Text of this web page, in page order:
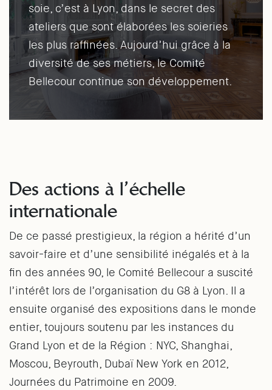
soie, c’est à Lyon, dans le secret des
ateliers que sont élaborées les soieries
les plus raffinées. Aujourd’hui grâce à la
diversité de ses métiers, le Comité
Bellecour continue son développement.
Des actions à l’échelle
internationale
De ce passé prestigieux, la région a hérité d’un
savoir-faire et d’une sensibilité inégalés et à la
fin des années 90, le Comité Bellecour a suscité
l’intérêt lors de l’organisation du G8 à Lyon. Il a
ensuite organisé des expositions dans le monde
entier, toujours soutenu par les instances du
Grand Lyon et de la Région : NYC, Shanghai,
Moscou, Beyrouth, Dubaï New York en 2012,
Journées du Patrimoine en 2009.